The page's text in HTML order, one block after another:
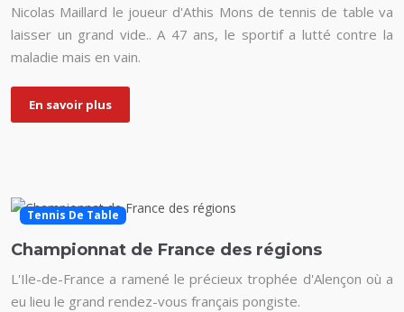
Nicolas Maillard le joueur d'Athis Mons de tennis de table va
laisser un grand vide.. A 47 ans, le sportif a lutté contre la
maladie mais en vain.
En savoir plus
Tennis De Table
Championnat de France des régions
L'Ile-de-France a ramené le précieux trophée d'Alençon où a
eu lieu le grand rendez-vous français pongiste.